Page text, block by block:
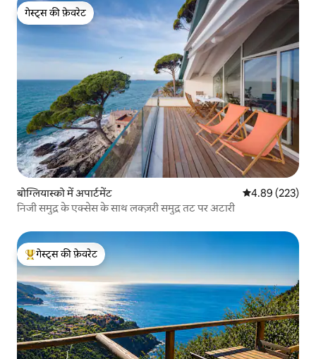
गेस्ट्स की फ़ेवरेट
गेस्ट्स की फ़ेवरेट
बोग्लियास्को में अपार्टमेंट औसत रेटिंग 5 में से
4.89 (223)
निजी समुद्र के एक्सेस के साथ लक्ज़री समुद्र तट पर अटारी
गेस्ट्स का टॉप फ़ेवरेट
गेस्ट्स की फ़ेवरेट